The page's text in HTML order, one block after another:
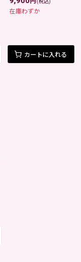
(税込)
在庫わずか
カートに入れる